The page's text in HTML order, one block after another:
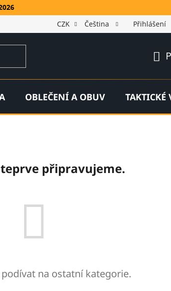
CZK Čeština Přihlášení
OBLEČENÍ A OBUV TAKTICKÉ
připravujeme.
podívat na ostatní kategorie.